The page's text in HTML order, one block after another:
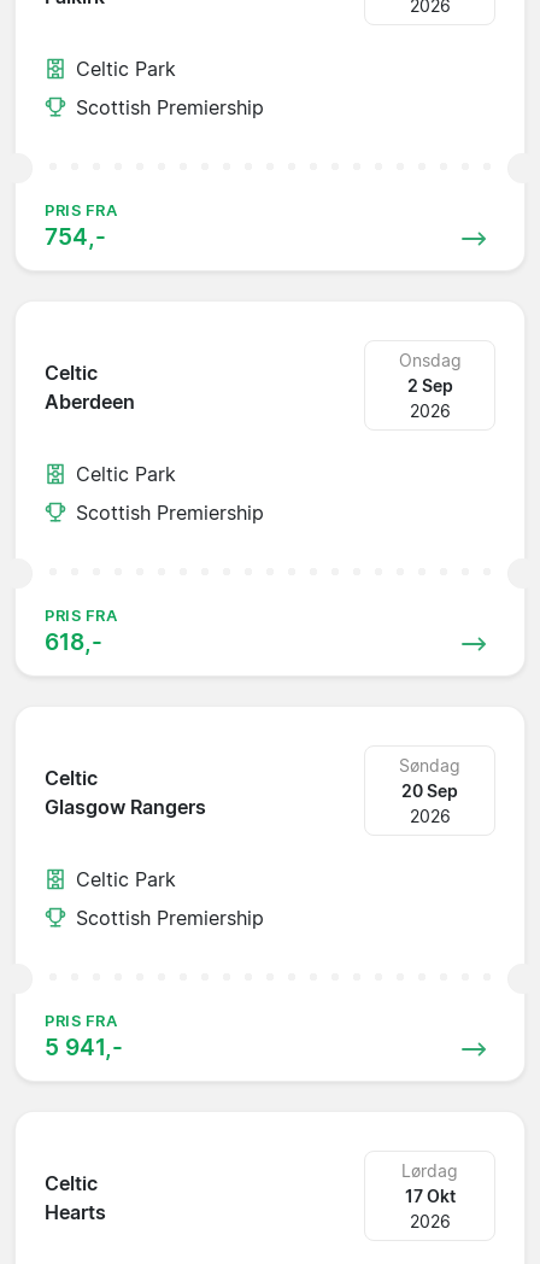
2026
Celtic Park
Scottish Premiership
PRIS FRA
754,-
Celtic
Aberdeen
Onsdag
2 Sep
2026
Celtic Park
Scottish Premiership
PRIS FRA
618,-
Celtic
Glasgow Rangers
Søndag
20 Sep
2026
Celtic Park
Scottish Premiership
PRIS FRA
5 941,-
Celtic
Hearts
Lørdag
17 Okt
2026